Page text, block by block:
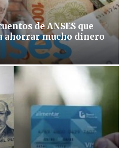
de ANSES que
ahorrar mucho dinero